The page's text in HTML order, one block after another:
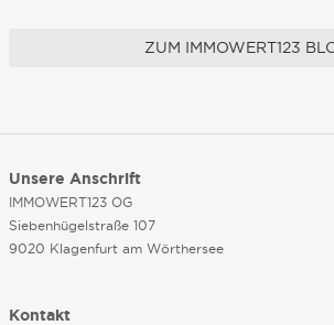
ZUM IMMOWERT123
Unsere Anschrift
IMMOWERT123 OG
Siebenhügelstraße 107
9020 Klagenfurt am Wörthersee
Kontakt